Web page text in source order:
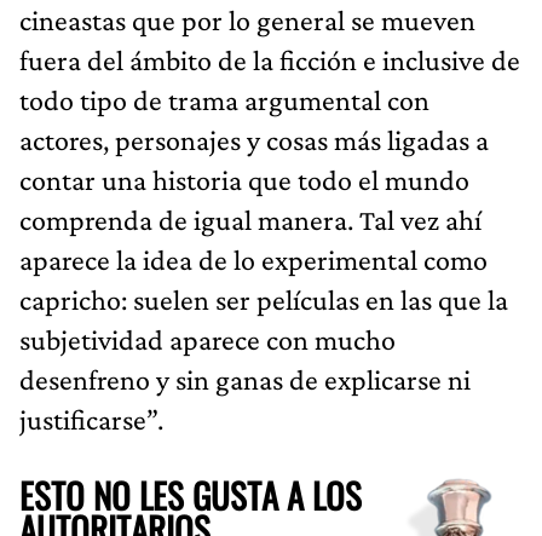
cineastas que por lo general se mueven
fuera del ámbito de la ficción e inclusive de
todo tipo de trama argumental con
actores, personajes y cosas más ligadas a
contar una historia que todo el mundo
comprenda de igual manera. Tal vez ahí
aparece la idea de lo experimental como
capricho: suelen ser películas en las que la
subjetividad aparece con mucho
desenfreno y sin ganas de explicarse ni
justificarse”.
ESTO NO LES GUSTA A LOS